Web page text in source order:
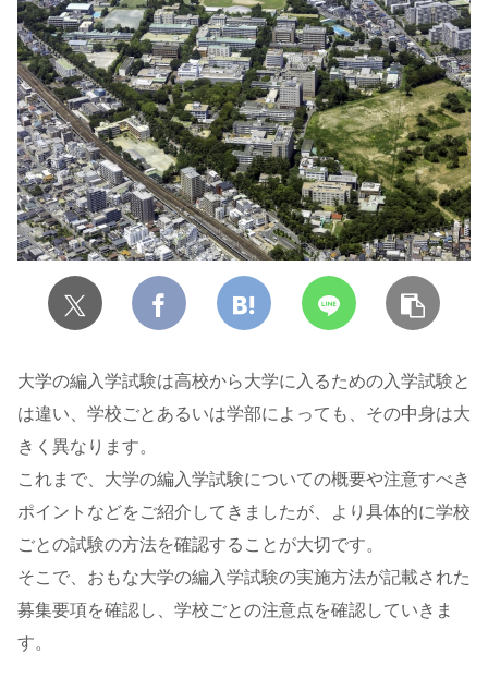
大学の編入学試験は高校から大学に入るための入学試験と
は違い、学校ごとあるいは学部によっても、その中身は大
きく異なります。
これまで、大学の編入学試験についての概要や注意すべき
ポイントなどをご紹介してきましたが、より具体的に学校
ごとの試験の方法を確認することが大切です。
そこで、おもな大学の編入学試験の実施方法が記載された
募集要項を確認し、学校ごとの注意点を確認していきま
す。